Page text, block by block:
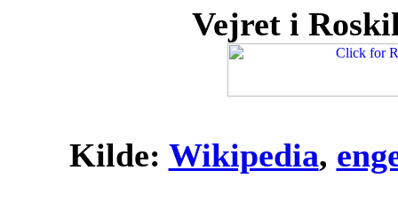
Vejret i
Kilde: Wikipedia,